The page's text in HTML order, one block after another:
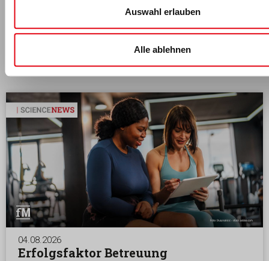
Auswahl erlauben
Alle ablehnen
Das könnte dich auch interessieren
04.08.2026
Erfolgsfaktor Betreuung